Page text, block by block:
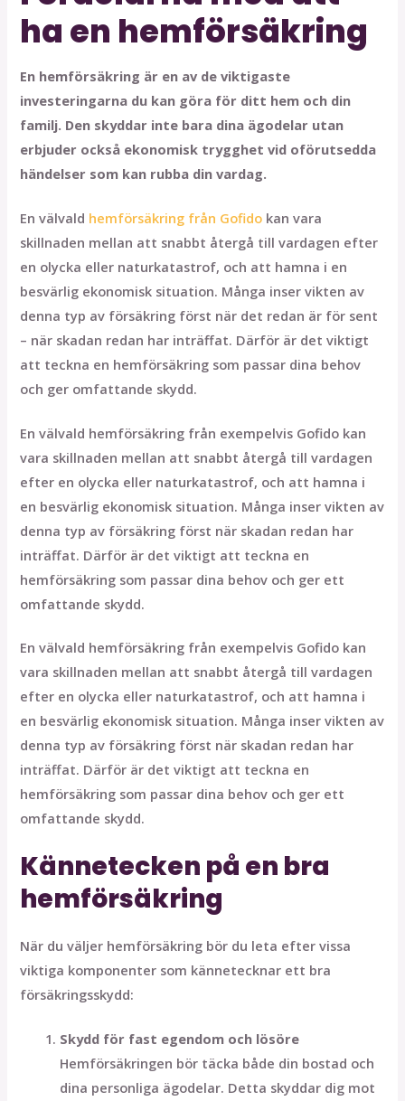
ha en hemförsäkring
En hemförsäkring är en av de viktigaste
investeringarna du kan göra för ditt hem och din
familj. Den skyddar inte bara dina ägodelar utan
erbjuder också ekonomisk trygghet vid oförutsedda
händelser som kan rubba din vardag.
En välvald hemförsäkring från Gofido kan vara
skillnaden mellan att snabbt återgå till vardagen efter
en olycka eller naturkatastrof, och att hamna i en
besvärlig ekonomisk situation. Många inser vikten av
denna typ av försäkring först när det redan är för sent
– när skadan redan har inträffat. Därför är det viktigt
att teckna en hemförsäkring som passar dina behov
och ger omfattande skydd.
En välvald hemförsäkring från exempelvis Gofido kan
vara skillnaden mellan att snabbt återgå till vardagen
efter en olycka eller naturkatastrof, och att hamna i
en besvärlig ekonomisk situation. Många inser vikten av
denna typ av försäkring först när skadan redan har
inträffat. Därför är det viktigt att teckna en
hemförsäkring som passar dina behov och ger ett
omfattande skydd.
En välvald hemförsäkring från exempelvis Gofido kan
vara skillnaden mellan att snabbt återgå till vardagen
efter en olycka eller naturkatastrof, och att hamna i
en besvärlig ekonomisk situation. Många inser vikten av
denna typ av försäkring först när skadan redan har
inträffat. Därför är det viktigt att teckna en
hemförsäkring som passar dina behov och ger ett
omfattande skydd.
Kännetecken på en bra
hemförsäkring
När du väljer hemförsäkring bör du leta efter vissa
viktiga komponenter som kännetecknar ett bra
försäkringsskydd:
Skydd för fast egendom och lösöre
Hemförsäkringen bör täcka både din bostad och
dina personliga ägodelar. Detta skyddar dig mot